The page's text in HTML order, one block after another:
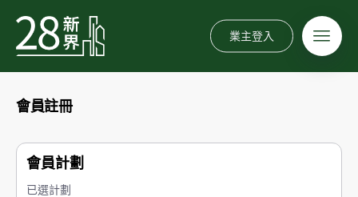
業主登入
會員註冊
會員計劃
已選計劃